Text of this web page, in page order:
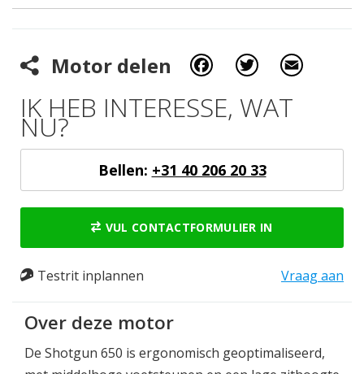
Motor delen Facebook Twitter
IK HEB INTERESSE, WAT
NU?
Bellen: +31 40 206 20 33
VUL CONTACTFORMULIER IN
Testrit inplannen Vraag aan
Over deze motor
De Shotgun 650 is ergonomisch geoptimaliseerd,